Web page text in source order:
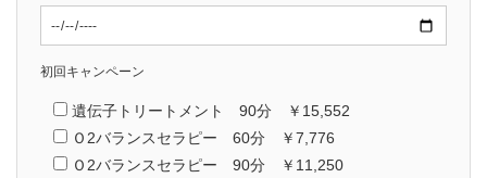
初回キャンペーン
遺伝子トリートメント 90分 ￥15,552
Ｏ2バランスセラピー 60分 ￥7,776
Ｏ2バランスセラピー 90分 ￥11,250